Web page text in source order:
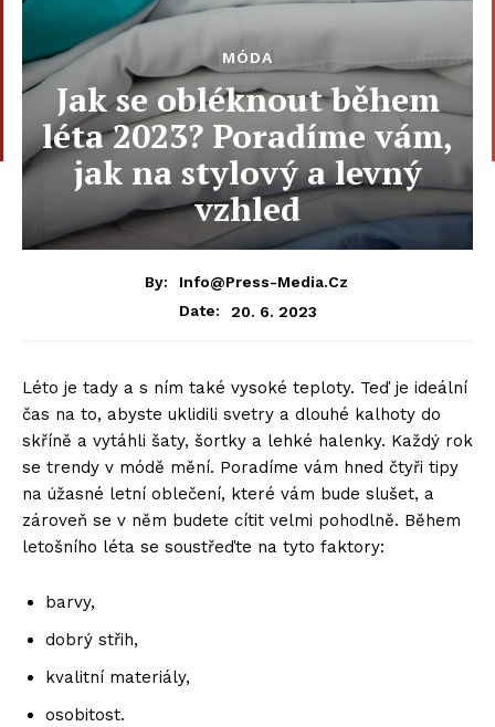
MÓDA
Jak se obléknout během
léta 2023? Poradíme vám,
jak na stylový a levný
vzhled
By:
Info@press-Media.cz
Date:
20. 6. 2023
Léto je tady a s ním také vysoké teploty. Teď je ideální
čas na to, abyste uklidili svetry a dlouhé kalhoty do
skříně a vytáhli šaty, šortky a lehké halenky. Každý rok
se trendy v módě mění. Poradíme vám hned čtyři tipy
na úžasné letní oblečení, které vám bude slušet, a
zároveň se v něm budete cítit velmi pohodlně. Během
letošního léta se soustřeďte na tyto faktory:
barvy,
dobrý střih,
kvalitní materiály,
osobitost.